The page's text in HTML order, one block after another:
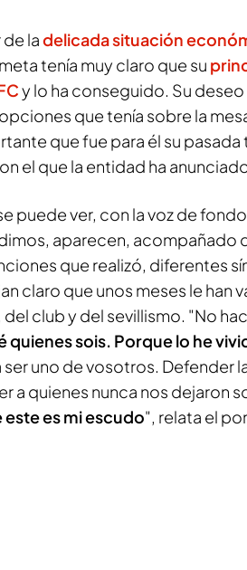
ladelicada situación
tenía muy claro que su
y lo ha conseguido. Su
que tenía sobre la
que fue para él su
el que la entidad ha
puede ver, con la voz de
aparecen, acompañado
que realizó, diferentes
claro que unos meses le han
club y del sevillismo. "No
quienes sois. Porque lo he
ser uno de vosotros. Defender
a quienes nunca nos dejaron
este es mi escudo", relata el